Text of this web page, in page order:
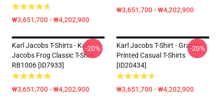
₩3,651,700 - ₩4,202,900
₩3,651,700 - ₩4,202,900
Karl Jacobs T-Shirts - Karl
Jacobs Frog Classic T-Shirt
RB1006 [ID7933]
₩3,651,700 - ₩4,202,900
-20%
Karl Jacobs T-Shirt - Graphic
Printed Casual T-Shirts
[ID20434]
₩3,651,700 - ₩4,202,900
-20%